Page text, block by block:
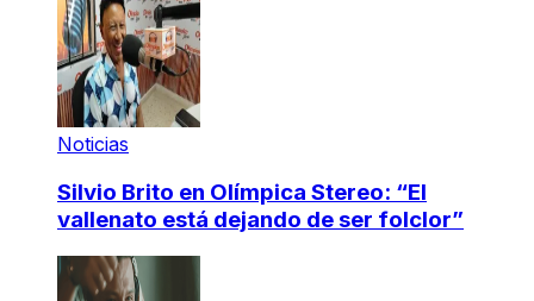
Noticias
Silvio Brito en Olímpica Stereo: “El
vallenato está dejando de ser folclor”